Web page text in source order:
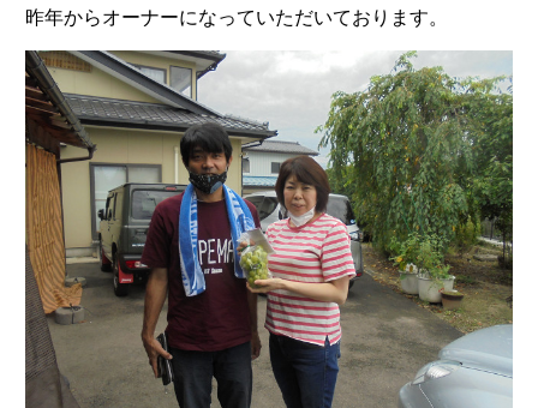
昨年からオーナーになっていただいております。